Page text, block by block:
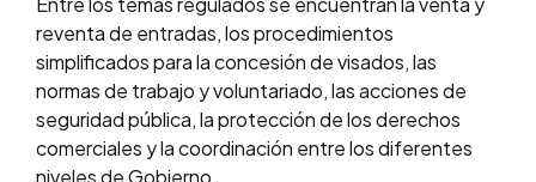
reventa de entradas, los procedimientos
simplificados para la concesión de visados, las
normas de trabajo y voluntariado, las acciones de
seguridad pública, la protección de los derechos
comerciales y la coordinación entre los diferentes
niveles de Gobierno.